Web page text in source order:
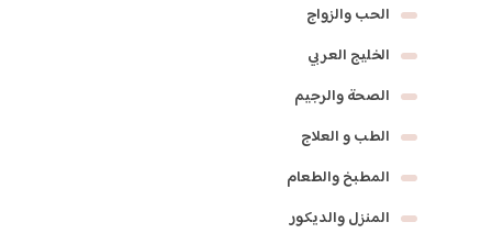
الحب والزواج
الخليج العربي
الصحة والرجيم
الطب و العلاج
المطبخ والطعام
المنزل والديكور